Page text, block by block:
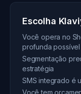
Escolha
Você opera no
profunda possível
Segmentação
estratégia
SMS integrado é
Você tem